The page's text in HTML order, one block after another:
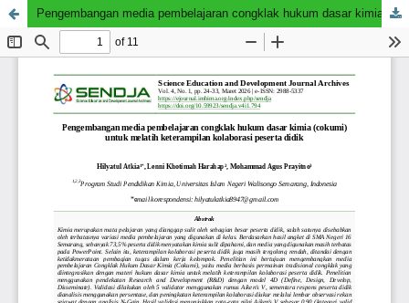
Pengembangan media pembelajaran congklak hukum dasar kimia (cokumi) untuk melatih keterampilan kolaborasi peserta didik